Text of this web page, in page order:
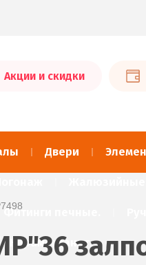
Акции и скидки
Двери
Фитинги печные.
Керамогранит.